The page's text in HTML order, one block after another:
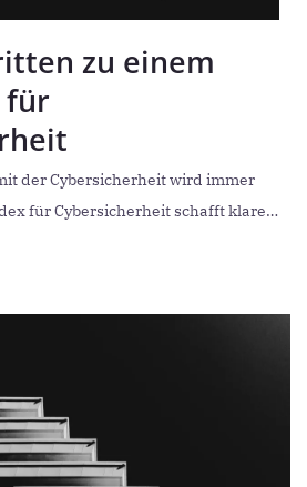
zu einem
für
der Cybersicherheit wird immer
für Cybersicherheit schafft klare
Entscheidungen in